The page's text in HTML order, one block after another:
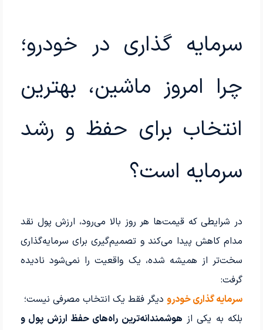
سرمایه گذاری در خودرو؛
چرا امروز ماشین، بهترین
انتخاب برای حفظ و رشد
سرمایه است؟
در شرایطی که قیمت‌ها هر روز بالا می‌رود، ارزش پول نقد
مدام کاهش پیدا می‌کند و تصمیم‌گیری برای سرمایه‌گذاری
سخت‌تر از همیشه شده، یک واقعیت را نمی‌شود نادیده
گرفت:
سرمایه گذاری خودرودیگر فقط یک انتخاب مصرفی نیست؛
بلکه به یکی از هوشمندانه‌ترین راه‌های حفظ ارزش پول و